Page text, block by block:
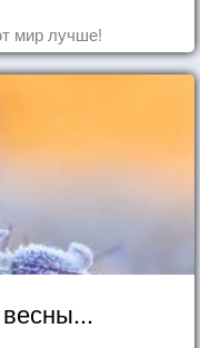
мир лучше!